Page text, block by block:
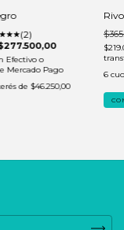
(2)
Efectivo o
Mercado Pago
de $46.250,00
6